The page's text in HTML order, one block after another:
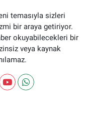
temasıyla sizleri
bir araya getiriyor.
okuyabilecekleri bir
veya kaynak